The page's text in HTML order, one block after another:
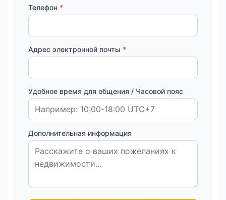
Телефон *
Адрес электронной почты *
Удобное время для общения / Часовой пояс
Дополнительная информация